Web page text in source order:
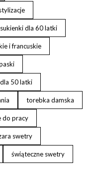
sukienki dla 60 latki
i francuskie
50 latki
torebka damska
do pracy
swetry
świąteczne swetry